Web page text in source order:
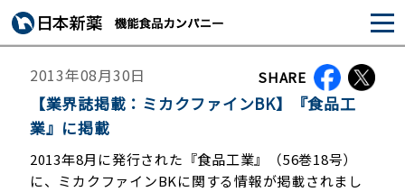
2013年08月30日 SHARE
【業界誌掲載：ミカクファインBK】『食品工
業』に掲載
2013年8月に発行された『食品工業』（56巻18号）
に、ミカクファインBKに関する情報が掲載されまし